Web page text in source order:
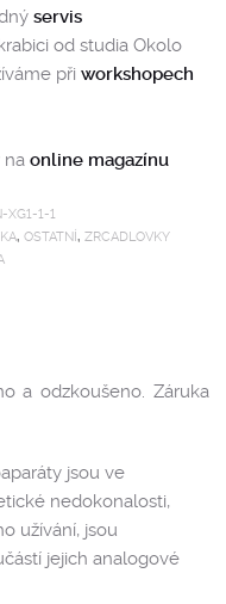
servis
od studia Okolo
při workshopech
na online magazínu
XG1-1-1
, OSTATNÍ, ZRCADLOVKY
a odzkoušeno. Záruka
jsou ve
nedokonalosti,
užívání, jsou
jejich analogové